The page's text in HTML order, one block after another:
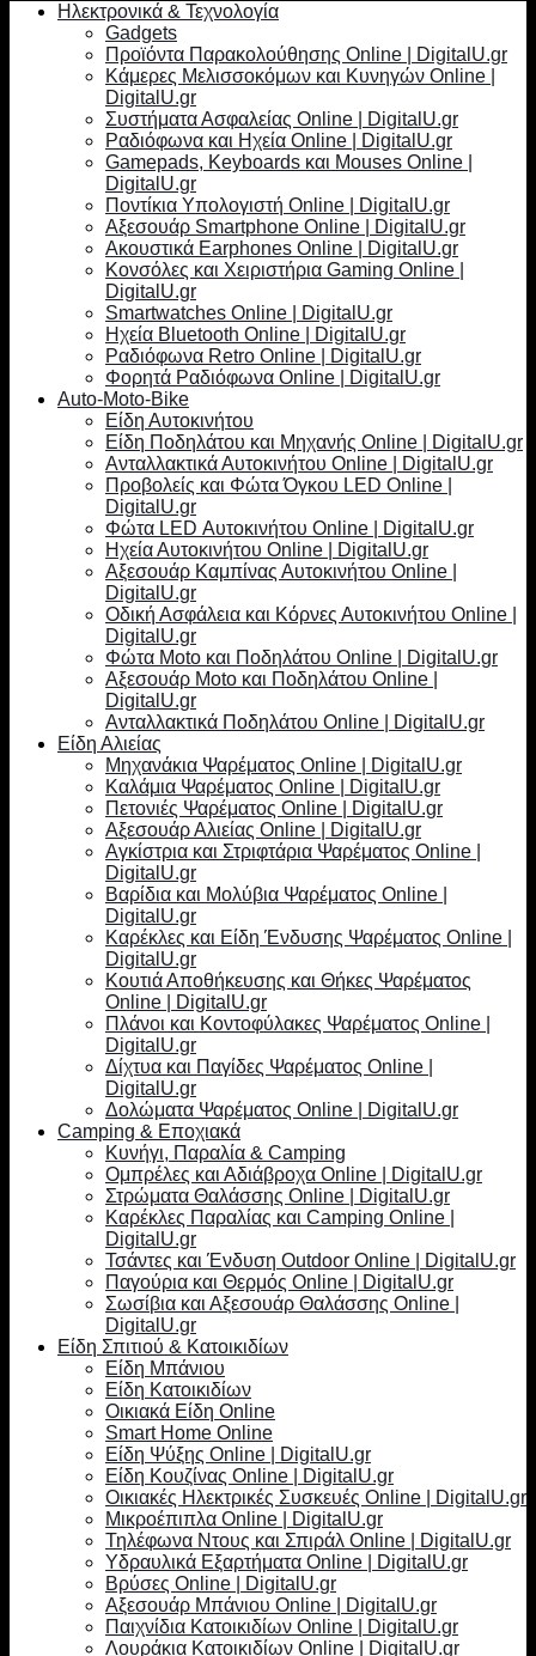
Ηλεκτρονικά & Τεχνολογία
Gadgets
Προϊόντα Παρακολούθησης Online | DigitalU.gr
Κάμερες Μελισσοκόμων και Κυνηγών Online |
DigitalU.gr
Συστήματα Ασφαλείας Online | DigitalU.gr
Ραδιόφωνα και Ηχεία Online | DigitalU.gr
Gamepads, Keyboards και Mouses Online |
DigitalU.gr
Ποντίκια Υπολογιστή Online | DigitalU.gr
Αξεσουάρ Smartphone Online | DigitalU.gr
Ακουστικά Earphones Online | DigitalU.gr
Κονσόλες και Χειριστήρια Gaming Online |
DigitalU.gr
Smartwatches Online | DigitalU.gr
Ηχεία Bluetooth Online | DigitalU.gr
Ραδιόφωνα Retro Online | DigitalU.gr
Φορητά Ραδιόφωνα Online | DigitalU.gr
Auto-Moto-Bike
Είδη Αυτοκινήτου
Είδη Ποδηλάτου και Μηχανής Online | DigitalU.gr
Ανταλλακτικά Αυτοκινήτου Online | DigitalU.gr
Προβολείς και Φώτα Όγκου LED Online |
DigitalU.gr
Φώτα LED Αυτοκινήτου Online | DigitalU.gr
Ηχεία Αυτοκινήτου Online | DigitalU.gr
Αξεσουάρ Καμπίνας Αυτοκινήτου Online |
DigitalU.gr
Οδική Ασφάλεια και Κόρνες Αυτοκινήτου Online |
DigitalU.gr
Φώτα Moto και Ποδηλάτου Online | DigitalU.gr
Αξεσουάρ Moto και Ποδηλάτου Online |
DigitalU.gr
Ανταλλακτικά Ποδηλάτου Online | DigitalU.gr
Είδη Αλιείας
Μηχανάκια Ψαρέματος Online | DigitalU.gr
Καλάμια Ψαρέματος Online | DigitalU.gr
Πετονιές Ψαρέματος Online | DigitalU.gr
Αξεσουάρ Αλιείας Online | DigitalU.gr
Αγκίστρια και Στριφτάρια Ψαρέματος Online |
DigitalU.gr
Βαρίδια και Μολύβια Ψαρέματος Online |
DigitalU.gr
Καρέκλες και Είδη Ένδυσης Ψαρέματος Online |
DigitalU.gr
Κουτιά Αποθήκευσης και Θήκες Ψαρέματος
Online | DigitalU.gr
Πλάνοι και Κοντοφύλακες Ψαρέματος Online |
DigitalU.gr
Δίχτυα και Παγίδες Ψαρέματος Online |
DigitalU.gr
Δολώματα Ψαρέματος Online | DigitalU.gr
Camping & Εποχιακά
Κυνήγι, Παραλία & Camping
Ομπρέλες και Αδιάβροχα Online | DigitalU.gr
Στρώματα Θαλάσσης Online | DigitalU.gr
Καρέκλες Παραλίας και Camping Online |
DigitalU.gr
Τσάντες και Ένδυση Outdoor Online | DigitalU.gr
Παγούρια και Θερμός Online | DigitalU.gr
Σωσίβια και Αξεσουάρ Θαλάσσης Online |
DigitalU.gr
Είδη Σπιτιού & Κατοικιδίων
Είδη Μπάνιου
Είδη Κατοικιδίων
Οικιακά Είδη Online
Smart Home Online
Είδη Ψύξης Online | DigitalU.gr
Είδη Κουζίνας Online | DigitalU.gr
Οικιακές Ηλεκτρικές Συσκευές Online | DigitalU.gr
Μικροέπιπλα Online | DigitalU.gr
Τηλέφωνα Ντους και Σπιράλ Online | DigitalU.gr
Υδραυλικά Εξαρτήματα Online | DigitalU.gr
Βρύσες Online | DigitalU.gr
Αξεσουάρ Μπάνιου Online | DigitalU.gr
Παιχνίδια Κατοικιδίων Online | DigitalU.gr
Λουράκια Κατοικιδίων Online | DigitalU.gr